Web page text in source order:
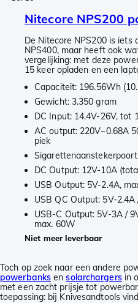
Nitecore NPS200
De Nitecore NPS200 is iets
NPS400, maar heeft ook
vergelijking: met deze
15 keer opladen en een
Capaciteit: 196.56Wh
Gewicht: 3.350 gram
DC Input: 14.4V-26V, tot
AC output: 220V~0.68A
piek
DC Output: 12V-10A
USB Output: 5V-2.4A,
USB QC Output: 5V-
USB-C Output: 5V-3A /
max. 60W
Niet meer leverbaar
Toch op zoek naar een andere
powerbanks ensolarchargersin
met een zacht prijsje tot
toepassing: bij Knivesandtools